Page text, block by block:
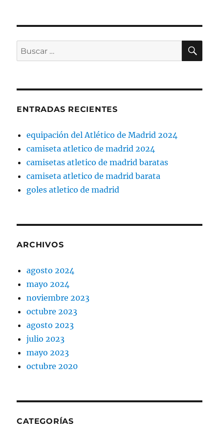
Buscar
por:
ENTRADAS RECIENTES
equipación del Atlético de Madrid 2024
camiseta atletico de madrid 2024
camisetas atletico de madrid baratas
camiseta atletico de madrid barata
goles atletico de madrid
ARCHIVOS
agosto 2024
mayo 2024
noviembre 2023
octubre 2023
agosto 2023
julio 2023
mayo 2023
octubre 2020
CATEGORÍAS